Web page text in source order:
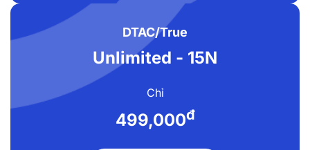
DTAC/True
Unlimited - 15N
Chỉ
499,000đ